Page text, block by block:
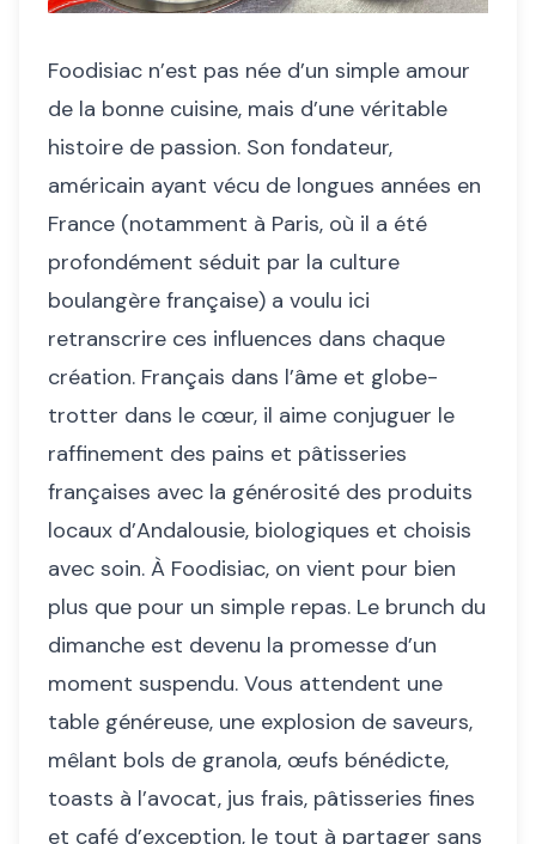
Foodisiac n’est pas née d’un simple amour
de la bonne cuisine, mais d’une véritable
histoire de passion. Son fondateur,
américain ayant vécu de longues années en
France (notamment à Paris, où il a été
profondément séduit par la culture
boulangère française) a voulu ici
retranscrire ces influences dans chaque
création. Français dans l’âme et globe-
trotter dans le cœur, il aime conjuguer le
raffinement des pains et pâtisseries
françaises avec la générosité des produits
locaux d’Andalousie, biologiques et choisis
avec soin. À Foodisiac, on vient pour bien
plus que pour un simple repas. Le brunch du
dimanche est devenu la promesse d’un
moment suspendu. Vous attendent une
table généreuse, une explosion de saveurs,
mêlant bols de granola, œufs bénédicte,
toasts à l’avocat, jus frais, pâtisseries fines
et café d’exception, le tout à partager sans